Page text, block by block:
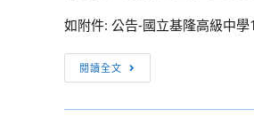
如附件: 公告-國立基隆高級中
閱讀全文
要
公